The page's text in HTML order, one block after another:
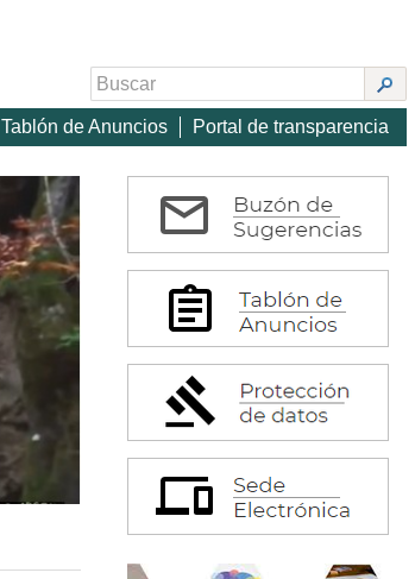
Tablón de Anuncios Portal de transparencia